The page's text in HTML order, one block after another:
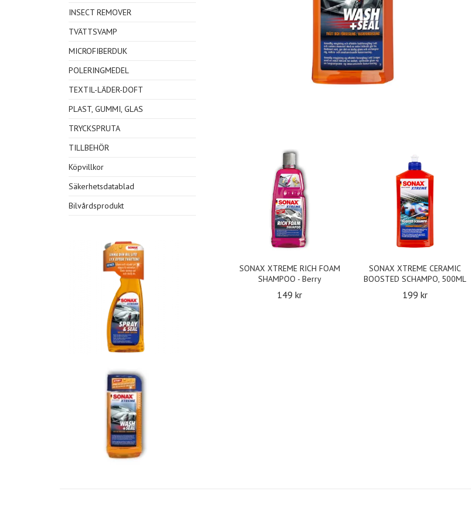
INSECT REMOVER
TVÄTTSVAMP
MICROFIBERDUK
POLERINGMEDEL
TEXTIL-LÄDER-DOFT
PLAST, GUMMI, GLAS
TRYCKSPRUTA
TILLBEHÖR
Köpvillkor
Säkerhetsdatablad
Bilvårdsprodukt
SONAX XTREME RICH FOAM
SHAMPOO - Berry
149 kr
SONAX XTREME CERAMIC
BOOSTED SCHAMPO, 500ML
199 kr